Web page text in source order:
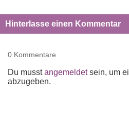
Hinterlasse einen Kommentar
0 Kommentare
Du musstangemeldetsein, um
abzugeben.